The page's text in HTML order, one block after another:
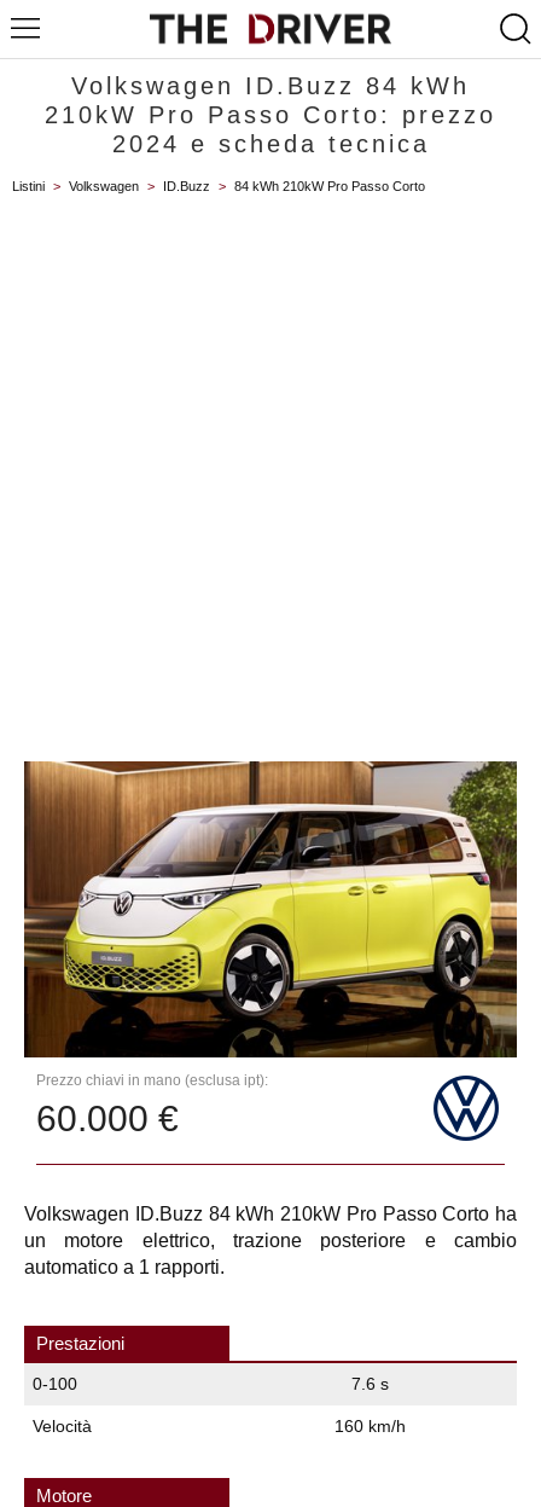
Volkswagen ID.Buzz 84 kWh
210kW Pro Passo Corto: prezzo
2024 e scheda tecnica
Listini > Volkswagen > ID.Buzz > 84 kWh 210kW Pro Passo Corto
Prezzo chiavi in mano (esclusa ipt):
60.000 €
Volkswagen ID.Buzz 84 kWh 210kW Pro Passo Corto ha
un motore elettrico, trazione posteriore e cambio
automatico a 1 rapporti.
Prestazioni
0-100 7.6 s
Velocità 160 km/h
Motore